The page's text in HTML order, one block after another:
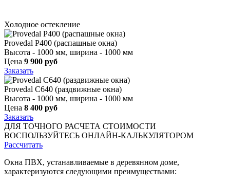
Холодное остекление
Provedal P400 (распашные окна)
Высота - 1000 мм, ширина - 1000 мм
Цена 9 900 руб
Заказать
Provedal С640 (раздвижные окна)
Высота - 1000 мм, ширина - 1000 мм
Цена 8 400 руб
Заказать
ДЛЯ ТОЧНОГО РАСЧЕТА СТОИМОСТИ
ВОСПОЛЬЗУЙТЕСЬ ОНЛАЙН-КАЛЬКУЛЯТОРОМ
Рассчитать
Окна ПВХ, устанавливаемые в деревянном доме,
характеризуются следующими преимуществами: